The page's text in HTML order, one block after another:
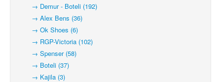
→ Demur - Boteli (192)
→ Alex Bens (36)
→ Ok Shoes (6)
→ RGP-Victoria (102)
→ Spenser (58)
→ Boteli (37)
→ Kajila (3)